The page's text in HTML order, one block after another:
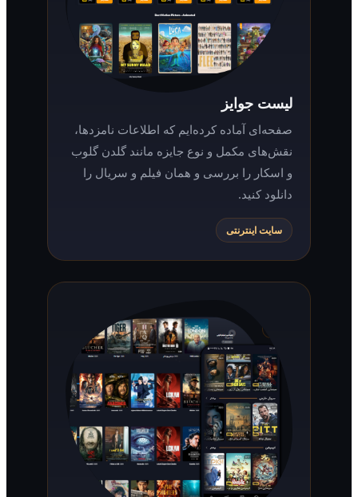
لیست جوایز
صفحه‌ای آماده کرده‌ایم که اطلاعات نامزدها،
نقش‌های مکمل و نوع جایزه مانند گلدن گلوب
و اسکار را بررسی و همان فیلم و سریال را
سایت اینترنتی